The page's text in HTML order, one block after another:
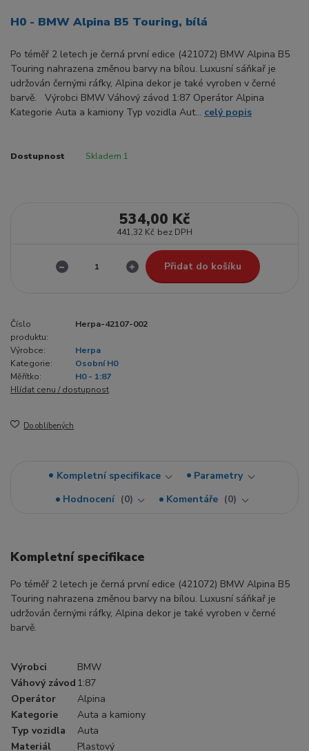
H0 - BMW Alpina B5 Touring, bílá
Po téměř 2 letech je černá první edice (421072) BMW Alpina B5
Touring nahrazena změnou barvy na bílou. Luxusní sáňkař je
udržován černými ráfky, Alpina dekor je také vyroben v černé
barvě. Výrobci BMW Váhový závod 1:87 Operátor Alpina
Kategorie Auta a kamiony Typ vozidla Aut... celý popis
Dostupnost Skladem 1
534,00 Kč
441,32 Kč bez DPH
Přidat do košíku
Číslo
produktu:
Herpa-42107-002
Výrobce:
Herpa
Kategorie:
Osobní H0
Měřítko:
H0 - 1:87
Hlídat cenu / dostupnost
Do oblíbených
Kompletní specifikace
Parametry
Hodnocení
0 Komentáře 0
Kompletní specifikace
Po téměř 2 letech je černá první edice (421072) BMW Alpina B5
Touring nahrazena změnou barvy na bílou. Luxusní sáňkař je
udržován černými ráfky, Alpina dekor je také vyroben v černé
barvě.
Výrobci
BMW
Váhový závod 1:87
Operátor
Alpina
Kategorie
Auta a kamiony
Typ vozidla
Auta
Materiál
Plastový